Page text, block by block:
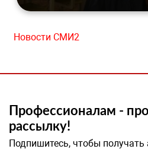
Новости СМИ2
Профессионалам -
рассылку!
Подпишитесь, чтобы получать